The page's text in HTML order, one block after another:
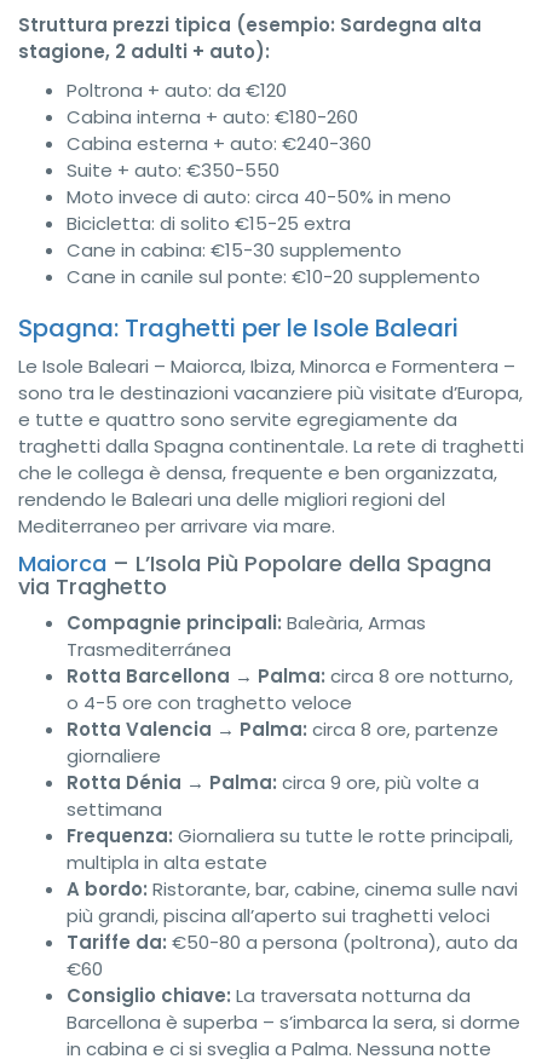
Struttura prezzi tipica (esempio: Sardegna alta
stagione, 2 adulti + auto):
Poltrona + auto: da €120
Cabina interna + auto: €180-260
Cabina esterna + auto: €240-360
Suite + auto: €350-550
Moto invece di auto: circa 40-50% in meno
Bicicletta: di solito €15-25 extra
Cane in cabina: €15-30 supplemento
Cane in canile sul ponte: €10-20 supplemento
Spagna: Traghetti per le Isole Baleari
Le Isole Baleari – Maiorca, Ibiza, Minorca e Formentera –
sono tra le destinazioni vacanziere più visitate d’Europa,
e tutte e quattro sono servite egregiamente da
traghetti dalla Spagna continentale. La rete di traghetti
che le collega è densa, frequente e ben organizzata,
rendendo le Baleari una delle migliori regioni del
Mediterraneo per arrivare via mare.
Maiorca – L’Isola Più Popolare della Spagna
via Traghetto
Compagnie principali: Baleària, Armas
Trasmediterránea
Rotta Barcellona → Palma: circa 8 ore notturno,
o 4-5 ore con traghetto veloce
Rotta Valencia → Palma: circa 8 ore, partenze
giornaliere
Rotta Dénia → Palma: circa 9 ore, più volte a
settimana
Frequenza: Giornaliera su tutte le rotte principali,
multipla in alta estate
A bordo: Ristorante, bar, cabine, cinema sulle navi
più grandi, piscina all’aperto sui traghetti veloci
Tariffe da: €50-80 a persona (poltrona), auto da
€60
Consiglio chiave: La traversata notturna da
Barcellona è superba – s’imbarca la sera, si dorme
in cabina e ci si sveglia a Palma. Nessuna notte